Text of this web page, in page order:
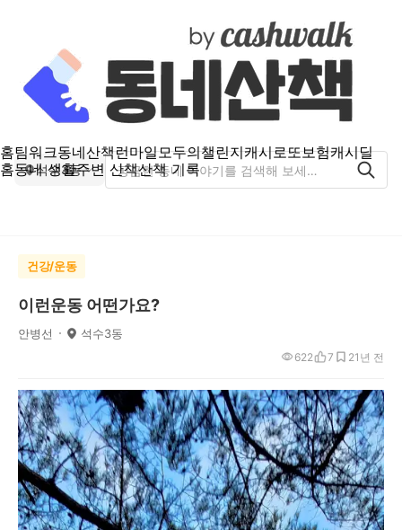
홈팀워크동네산책런마일모두의챌린지캐시로또보험캐시딜
홈동네 생활주변 산책산책 기록
석수3동
건강/운동
이런운동 어떤가요?
안병선 석수3동
1년 전
622 7 2